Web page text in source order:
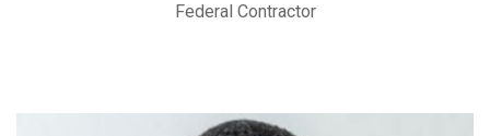
Federal Contractor